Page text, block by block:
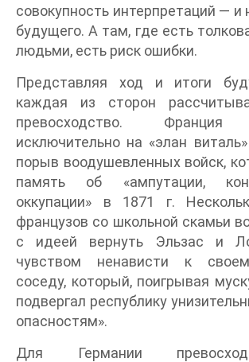
совокупность интерпретаций — и
будущего. А там, где есть
людьми, есть риск ошибки.
Представляя ход и итоги
каждая из сторон
превосходство. Франция
исключительно на «элан
порыв воодушевленных войск,
память об «ампутации,
оккупации» в 1871 г.
французов со школьной скамьи
с идеей вернуть Эльзас и
чувством ненависти к
соседу, который, поигрывая
подвергал республику
опасностям».
Для Германии